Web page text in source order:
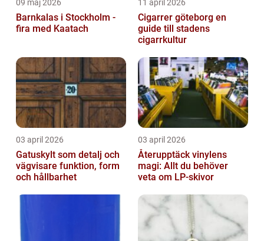
09 maj 2026
Barnkalas i Stockholm -
fira med Kaatach
11 april 2026
Cigarrer göteborg en
guide till stadens
cigarrkultur
03 april 2026
Gatuskylt som detalj och
vägvisare funktion, form
och hållbarhet
03 april 2026
Återupptäck vinylens
magi: Allt du behöver
veta om LP-skivor